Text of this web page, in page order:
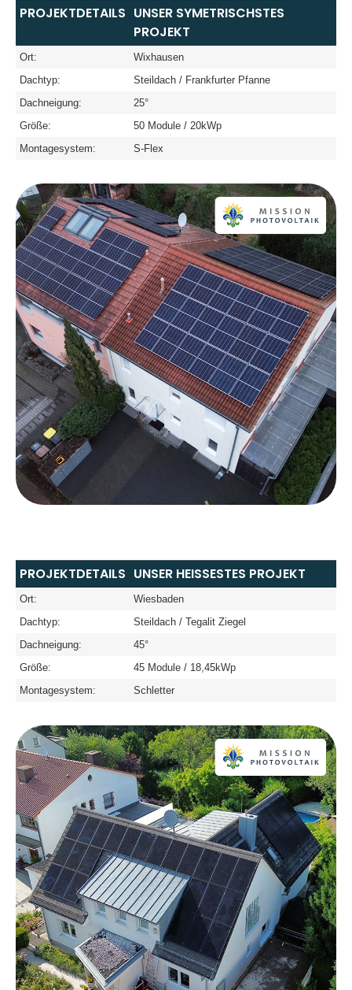
PROJEKTDETAILS UNSER SYMETRISCHSTES
PROJEKT
Ort:
Wixhausen
Dachtyp:
Steildach / Frankfurter Pfanne
Dachneigung:
25°
Größe:
50 Module / 20kWp
Montagesystem:
S-Flex
PROJEKTDETAILS UNSER HEISSESTES PROJEKT
Ort:
Wiesbaden
Dachtyp:
Steildach / Tegalit Ziegel
Dachneigung:
45°
Größe:
45 Module / 18,45kWp
Montagesystem:
Schletter